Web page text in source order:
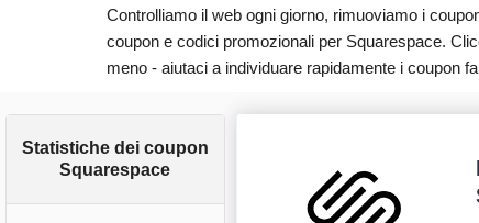
Controlliamo il web ogni giorno, rimuoviamo i
coupon e codici promozionali per Squarespace.
meno - aiutaci a individuare rapidamente i coupon
Statistiche dei coupon
Squarespace